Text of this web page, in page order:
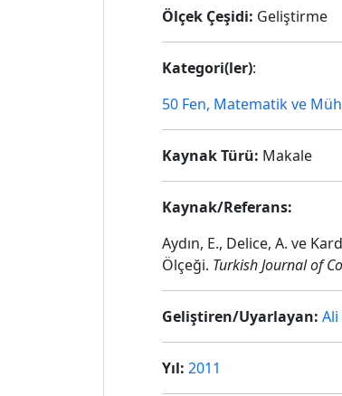
Ölçek Çeşidi: Geliştirme
Kategori(ler):
50 Fen, Matematik ve
Kaynak Türü: Makale
Kaynak/Referans:
Aydın, E., Delice, A. ve
Ölçeği. Turkish Journal of
Geliştiren/Uyarlayan: Ali
Yıl: 2011